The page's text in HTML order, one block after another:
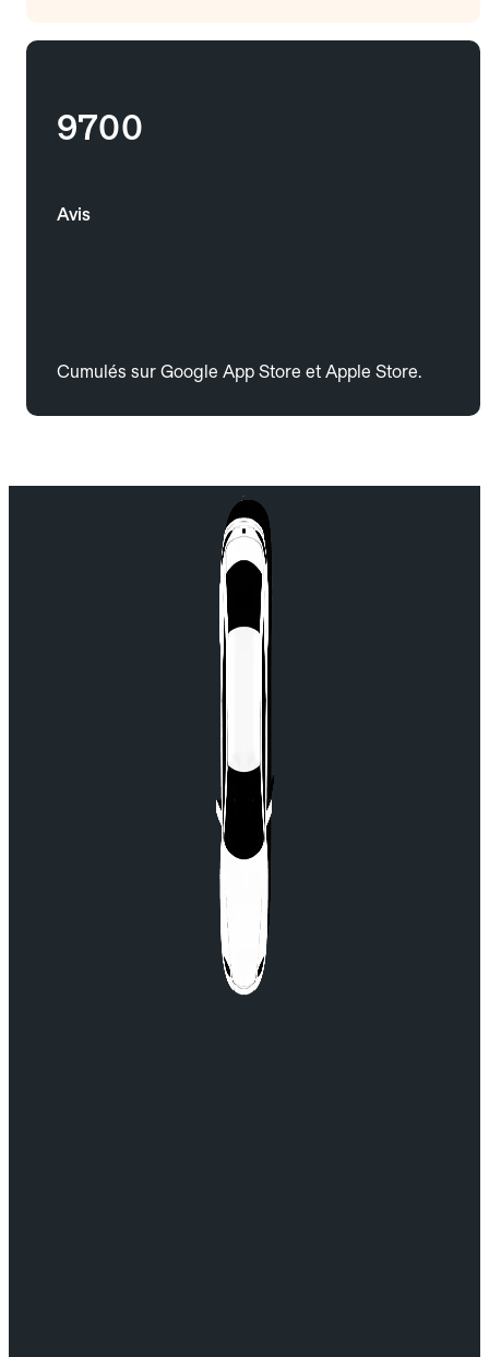
9700
Avis
Cumulés sur Google App Store et Apple Store.